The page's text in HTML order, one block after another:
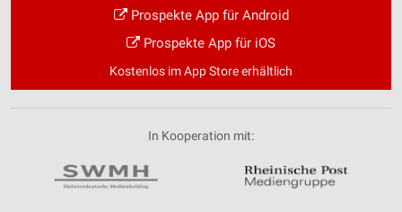
Prospekte App für Android
Prospekte App für iOS
Kostenlos im App Store erhältlich
In Kooperation mit: